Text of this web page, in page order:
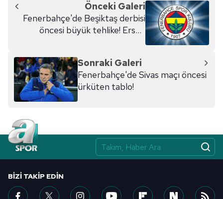
Önceki Galeri
Fenerbahçe'de Beşiktaş derbisi
öncesi büyük tehlike! Ersun
Sonraki Galeri
Fenerbahçe'de Sivas maçı öncesi
ürküten tablo!
BIZI TAKIP EDIN